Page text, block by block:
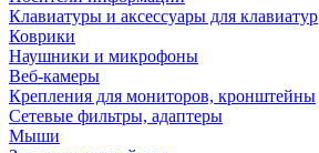
Клавиатуры и аксессуары для клавиатур
Коврики
Наушники и микрофоны
Веб-камеры
Крепления для мониторов, кронштейны
Сетевые фильтры, адаптеры
Мыши